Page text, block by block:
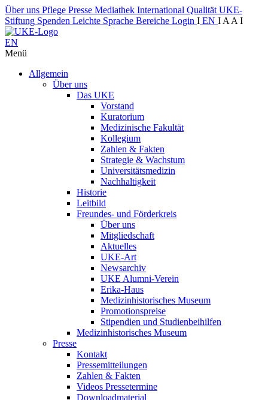
Über uns Pflege Presse Mediathek International Qualität UKE-
Stiftung Spenden Leichte Sprache Bereiche Login I EN I A A I
EN
Menü
Allgemein
Über uns
Das UKE
Vorstand
Kuratorium
Medizinische Fakultät
Kollegium
Zahlen & Fakten
Strategie & Wachstum
Universitätsmedizin
Nachhaltigkeit
Historie
Leitbild
Freundes- und Förderkreis
Über uns
Mitgliedschaft
Aktuelles
UKE-Art
Newsarchiv
UKE Alumni-Verein
Erika-Haus
Medizinhistorisches Museum
Promotionspreise
Stipendien und Studienbeihilfen
Medizinhistorisches Museum
Presse
Kontakt
Pressemitteilungen
Zahlen & Fakten
Videos Pressetermine
Downloadmaterial